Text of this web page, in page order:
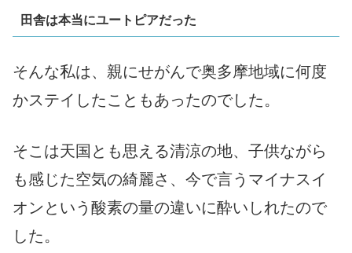
田舎は本当にユートピアだった
そんな私は、親にせがんで奥多摩地域に何度
かステイしたこともあったのでした。
そこは天国とも思える清涼の地、子供ながら
も感じた空気の綺麗さ、今で言うマイナスイ
オンという酸素の量の違いに酔いしれたので
した。